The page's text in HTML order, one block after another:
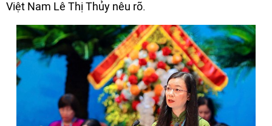
Việt Nam Lê Thị Thủy nêu rõ.